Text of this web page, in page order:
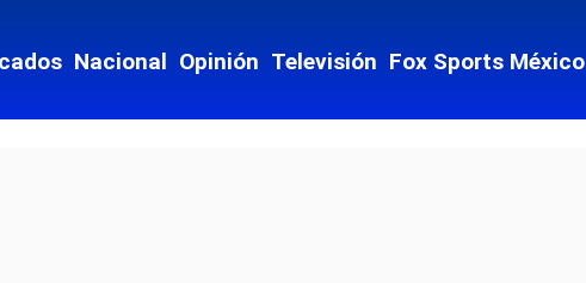
Nacional Opinión Televisión Fox Sports México